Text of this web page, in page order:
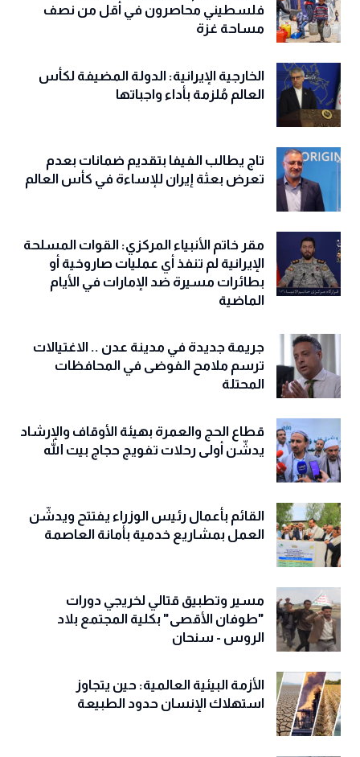
فلسطيني محاصرون في أقل من نصف
مساحة غزة
الخارجية الإيرانية: الدولة المضيفة لكأس
العالم مُلزمة بأداء واجباتها
تاج يطالب الفيفا بتقديم ضمانات بعدم
تعرض بعثة إيران للإساءة في كأس العالم
مقر خاتم الأنبياء المركزي: القوات المسلحة
الإيرانية لم تنفذ أي عمليات صاروخية أو
بطائرات مسيرة ضد الإمارات في الأيام
الماضية
جريمة جديدة في مدينة عدن .. الاغتيالات
ترسم ملامح الفوضى في المحافظات
المحتلة
قطاع الحج والعمرة بهيئة الأوقاف والإرشاد
يدشّن أولى رحلات تفويج حجاج بيت الله
القائم بأعمال رئيس الوزراء يفتتح ويدشّن
العمل بمشاريع خدمية بأمانة العاصمة
مسير وتطبيق قتالي لخريجي دورات
"طوفان الأقصى" بكلية المجتمع بلاد
الروس - سنحان
الأزمة البيئية العالمية: حين يتجاوز
استهلاك الإنسان حدود الطبيعة